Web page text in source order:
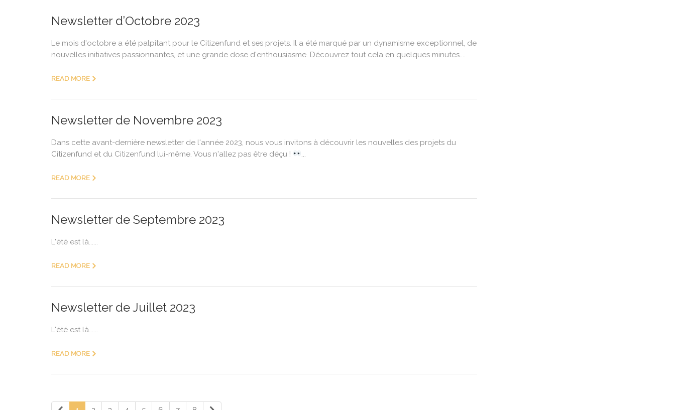
Newsletter d’Octobre 2023
Le mois d'octobre a été palpitant pour le Citizenfund et ses projets. Il a été marqué par un dynamisme exceptionnel, de
nouvelles initiatives passionnantes, et une grande dose d'enthousiasme. Découvrez tout cela en quelques minutes....
READ MORE
Newsletter de Novembre 2023
Dans cette avant-dernière newsletter de l'année 2023, nous vous invitons à découvrir les nouvelles des projets du
Citizenfund et du Citizenfund lui-même. Vous n'allez pas être déçu !
...
READ MORE
Newsletter de Septembre 2023
L'été est là......
READ MORE
Newsletter de Juillet 2023
L'été est là......
READ MORE